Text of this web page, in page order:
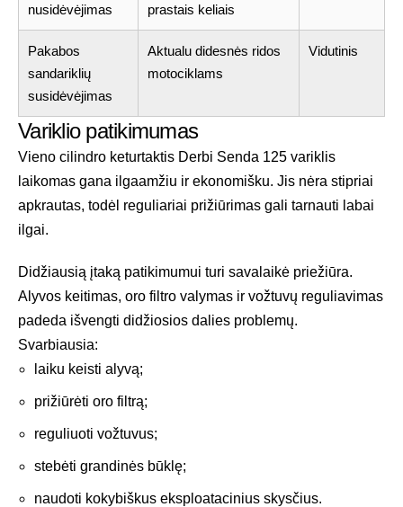
nusidėvėjimas
prastais keliais
Pakabos
sandariklių
susidėvėjimas
Aktualu didesnės ridos
motociklams
Vidutinis
Variklio patikimumas
Vieno cilindro keturtaktis Derbi Senda 125 variklis
laikomas gana ilgaamžiu ir ekonomišku. Jis nėra stipriai
apkrautas, todėl reguliariai prižiūrimas gali tarnauti labai
ilgai.
Didžiausią įtaką patikimumui turi savalaikė priežiūra.
Alyvos keitimas, oro filtro valymas ir vožtuvų reguliavimas
padeda išvengti didžiosios dalies problemų.
Svarbiausia:
laiku keisti alyvą;
prižiūrėti oro filtrą;
reguliuoti vožtuvus;
stebėti grandinės būklę;
naudoti kokybiškus eksploatacinius skysčius.